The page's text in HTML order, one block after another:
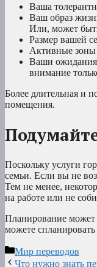
Ваша
Ваш образ
Или, может
Размер вашей
Активные зоны
Ваши ожидания
внимание
Более длительная и
помещения.
Поскольку услуги
семьи. Если вы не
Тем не менее,
на работе или не
Планирование может
можете
Рубрики
Мир переводов
Что нужно знать